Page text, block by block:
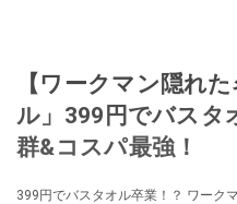
【ワークマン隠れ
ル」399円でバスタ
群&コスパ最強！
399円でバスタオル卒業！？ ワーク